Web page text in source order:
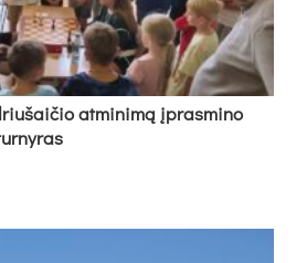
at­mi­ni­mą įpras­mi­no